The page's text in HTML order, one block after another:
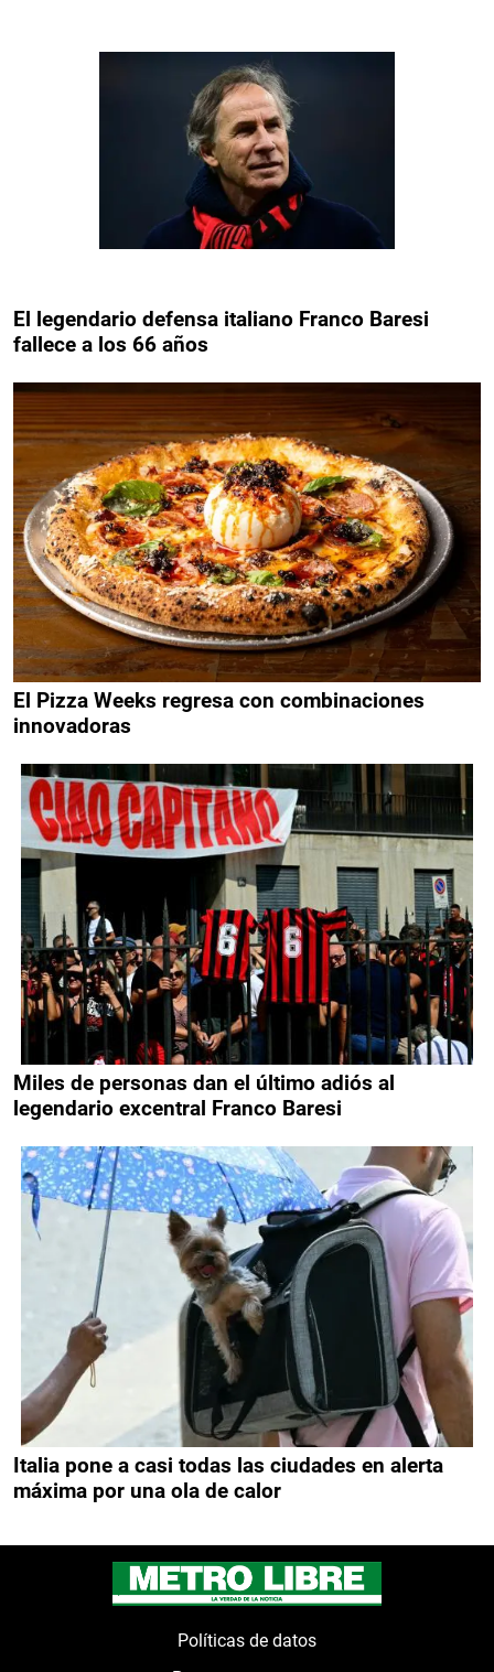
El legendario defensa italiano Franco Baresi
fallece a los 66 años
El Pizza Weeks regresa con combinaciones
innovadoras
Miles de personas dan el último adiós al
legendario excentral Franco Baresi
Italia pone a casi todas las ciudades en alerta
máxima por una ola de calor
Políticas de datos